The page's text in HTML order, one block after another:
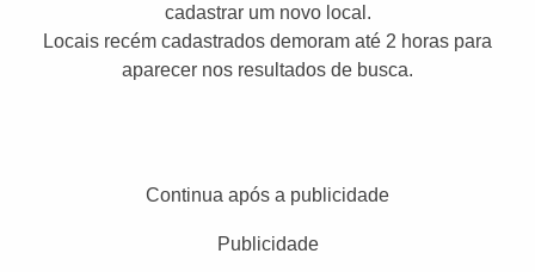
cadastrar um novo local.
Locais recém cadastrados demoram até 2 horas para
aparecer nos resultados de busca.
Continua após a publicidade
Publicidade